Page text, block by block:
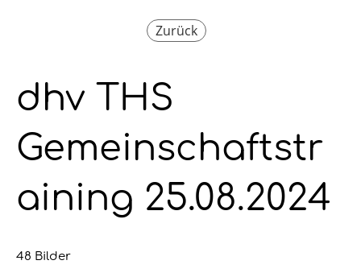
Zurück
dhv THS
Gemeinschaftstr
aining 25.08.2024
48 Bilder